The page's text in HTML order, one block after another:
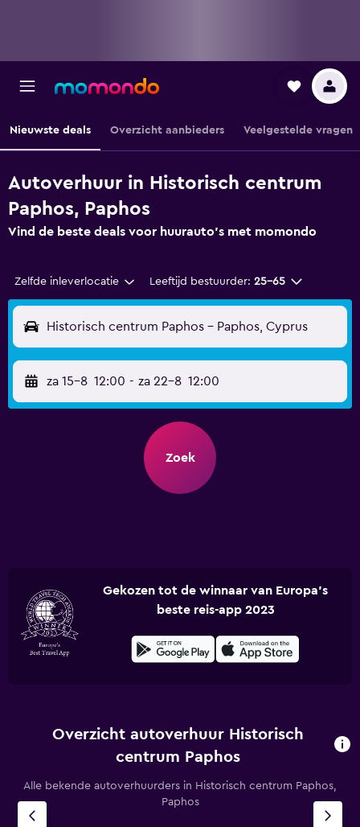
Nieuwste deals Overzicht aanbieders Veelgestelde vragen
Autoverhuur in Historisch centrum
Paphos, Paphos
Vind de beste deals voor huurauto's met momondo
Zelfde inleverlocatie Leeftijd bestuurder: 25-65
Historisch centrum Paphos - Paphos, Cyprus
za 15-8 12:00 - za 22-8 12:00
Zoek
Gekozen tot de winnaar van Europa's
beste reis-app 2023
Overzicht autoverhuur Historisch
centrum Paphos
Alle bekende autoverhuurders in Historisch centrum Paphos,
Paphos